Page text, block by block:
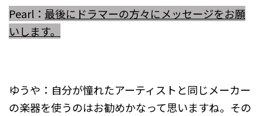
Pearl： 最後にドラマーの方々にメッセージをお願
いします。
ゆうや：自分が憧れたアーティストと同じメーカー
の楽器を使うのはお勧めかなって思いますね。その